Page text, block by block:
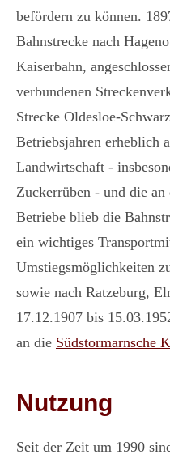
befördern zu können.
Bahnstrecke nach
Kaiserbahn,
verbundenen
Strecke Oldesloe-
Betriebsjahren erheblich
Landwirtschaft -
Zuckerrüben - und die an
Betriebe blieb die
ein wichtiges
Umstiegsmöglichkeiten
sowie nach Ratzeburg,
17.12.1907 bis
an die Südstormarnsche
Nutzung
Seit der Zeit um 1990